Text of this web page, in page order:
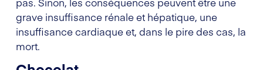
grave insuffisance rénale et hépatique, une
insuffisance cardiaque et, dans le pire des cas, la
mort.